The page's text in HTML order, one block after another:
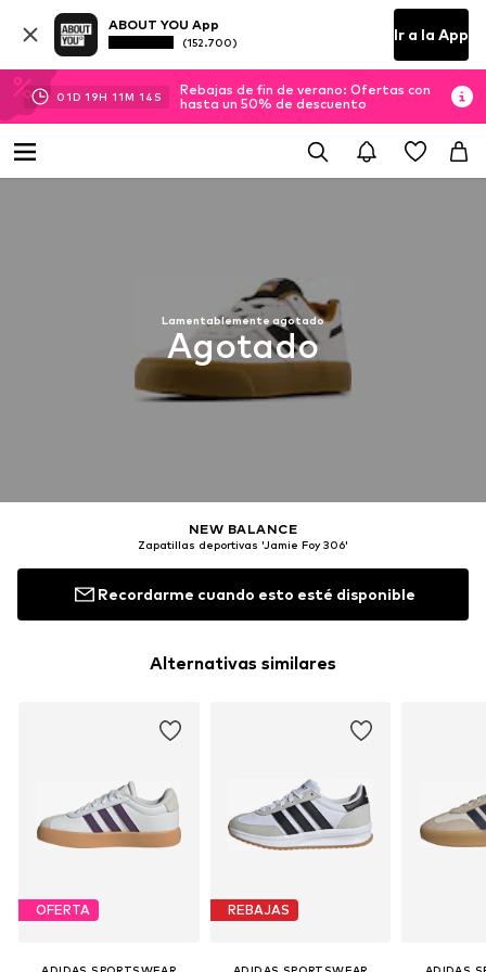
ABOUT YOU App
(152.700) Ir a la App
01D 19H 11M 13 S
Rebajas de fin de verano: Ofertas con
hasta un 50% de descuento
Lamentablemente agotado
Agotado
NEW BALANCE
Zapatillas deportivas 'Jamie Foy 306'
Recordarme cuando esto esté disponible
Alternativas similares
OFERTA REBAJAS